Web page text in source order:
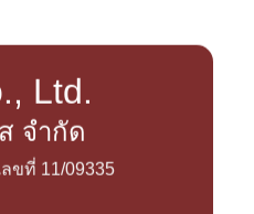
Ltd.
จำกัด
ขที่ 11/09335